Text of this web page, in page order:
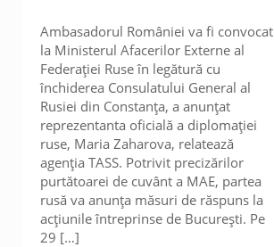
Ambasadorul României va fi convocat
la Ministerul Afacerilor Externe al
Federației Ruse în legătură cu
închiderea Consulatului General al
Rusiei din Constanța, a anunțat
reprezentanta oficială a diplomației
ruse, Maria Zaharova, relatează
agenția TASS. Potrivit precizărilor
purtătoarei de cuvânt a MAE, partea
rusă va anunța măsuri de răspuns la
acțiunile întreprinse de București. Pe
29 […]